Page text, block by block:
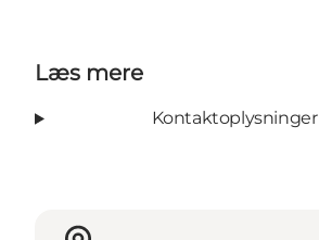
Læs mere
Kontaktoplysninger